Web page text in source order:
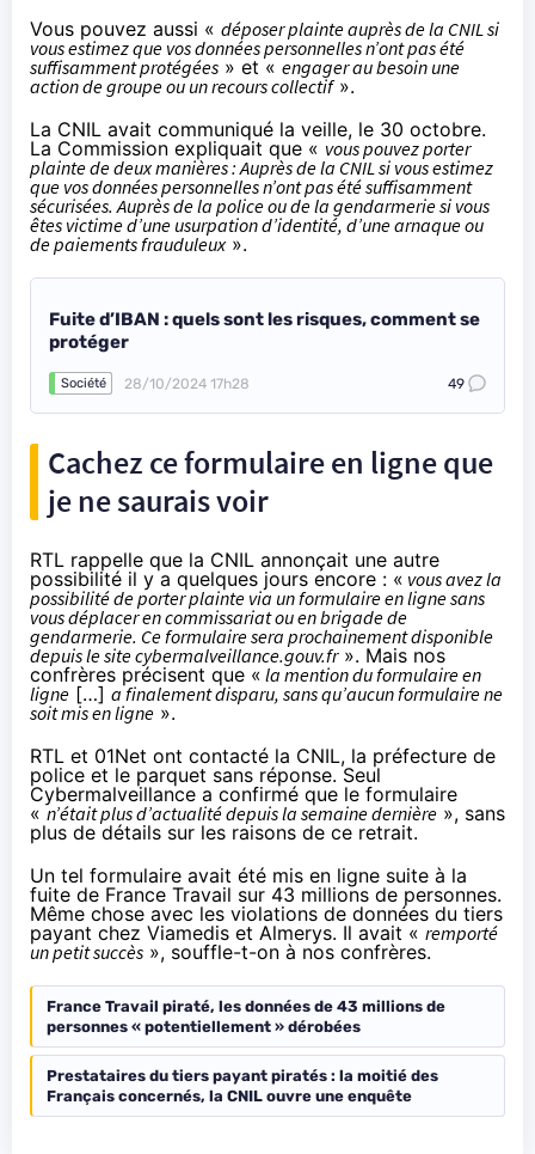
Vous pouvez aussi « déposer plainte auprès de la CNIL si
vous estimez que vos données personnelles n’ont pas été
suffisamment protégées » et « engager au besoin une
action de groupe ou un recours collectif».
La CNIL avait communiqué la veille, le 30 octobre.
La Commission expliquait que « vous pouvez porter
plainte de deux manières : Auprès de la CNIL si vous estimez
que vos données personnelles n’ont pas été suffisamment
sécurisées. Auprès de la police ou de la gendarmerie si vous
êtes victime d’une usurpation d’identité, d’une arnaque ou
de paiements frauduleux».
Fuite d’IBAN : quels sont les risques, comment se
protéger
Société 28/10/2024 17h28 49
Cachez ce formulaire en ligne que
je ne saurais voir
RTL rappelle que la CNIL annonçait une autre
possibilité il y a quelques jours encore : « vous avez la
possibilité de porter plainte via un formulaire en ligne sans
vous déplacer en commissariat ou en brigade de
gendarmerie. Ce formulaire sera prochainement disponible
depuis le site cybermalveillance.gouv.fr». Mais nos
confrères précisent que « la mention du formulaire en
ligne […] a finalement disparu, sans qu’aucun formulaire ne
soit mis en ligne ».
RTL et 01Net ont contacté la CNIL, la préfecture de
police et le parquet sans réponse. Seul
Cybermalveillance a confirmé que le formulaire
«n’était plus d’actualité depuis la semaine dernière », sans
plus de détails sur les raisons de ce retrait.
Un tel formulaire avait été mis en ligne suite à la
fuite de France Travail sur 43 millions de personnes.
Même chose avec les violations de données du tiers
payant chez Viamedis et Almerys. Il avait « remporté
un petit succès », souffle-t-on à nos confrères.
France Travail piraté, les données de 43 millions de
personnes « potentiellement » dérobées
Prestataires du tiers payant piratés : la moitié des
Français concernés, la CNIL ouvre une enquête